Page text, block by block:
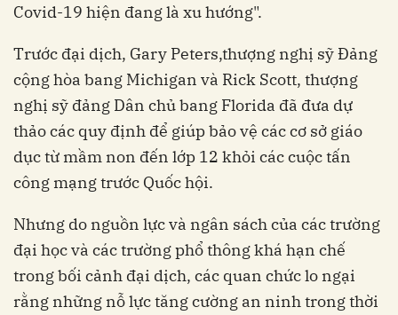
Covid-19 hiện đang là xu hướng".
Trước đại dịch, Gary Peters,thượng nghị sỹ Đảng
cộng hòa bang Michigan và Rick Scott, thượng
nghị sỹ đảng Dân chủ bang Florida đã đưa dự
thảo các quy định để giúp bảo vệ các cơ sở giáo
dục từ mầm non đến lớp 12 khỏi các cuộc tấn
công mạng trước Quốc hội.
Nhưng do nguồn lực và ngân sách của các trường
đại học và các trường phổ thông khá hạn chế
trong bối cảnh đại dịch, các quan chức lo ngại
rằng những nỗ lực tăng cường an ninh trong thời